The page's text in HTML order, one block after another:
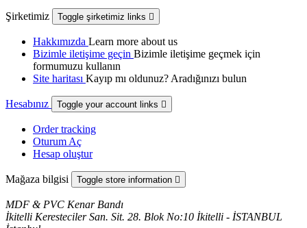
Şirketimiz Toggle şirketimiz links 
Hakkımızda Learn more about us
Bizimle iletişime geçin Bizimle iletişime geçmek için
formumuzu kullanın
Site haritası Kayıp mı oldunuz? Aradığınızı bulun
Hesabınız Toggle your account links 
Order tracking
Oturum Aç
Hesap oluştur
Mağaza bilgisi Toggle store information 
MDF & PVC Kenar Bandı
İkitelli Keresteciler San. Sit. 28. Blok No:10 İkitelli - İSTANBUL